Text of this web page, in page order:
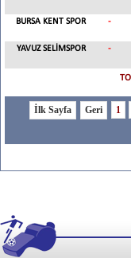
BURSA KENT SPOR -
YAVUZ SELİMSPOR -
1